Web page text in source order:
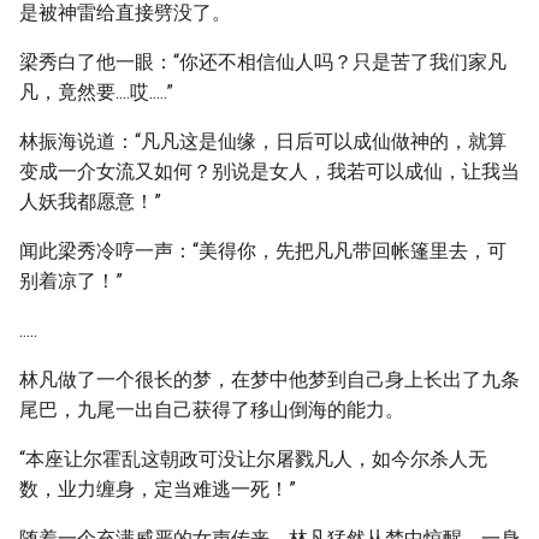
是被神雷给直接劈没了。
梁秀白了他一眼：“你还不相信仙人吗？只是苦了我们家凡
凡，竟然要....哎.....”
林振海说道：“凡凡这是仙缘，日后可以成仙做神的，就算
变成一介女流又如何？别说是女人，我若可以成仙，让我当
人妖我都愿意！”
闻此梁秀冷哼一声：“美得你，先把凡凡带回帐篷里去，可
别着凉了！”
.....
林凡做了一个很长的梦，在梦中他梦到自己身上长出了九条
尾巴，九尾一出自己获得了移山倒海的能力。
“本座让尔霍乱这朝政可没让尔屠戮凡人，如今尔杀人无
数，业力缠身，定当难逃一死！”